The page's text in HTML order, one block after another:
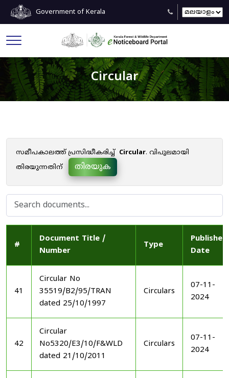
Government of Kerala
Circular
സമീപകാലത്ത് പ്രസിദ്ധീകരിച്ച് Circular. വിപുലമായി
തിരയുന്നതിന്
തിരയുക
#
Document Title /
Number
Type
Published
Date
41
Circular No
35519/B2/95/TRAN
dated 25/10/1997
Circulars
07-11-
2024
42
Circular
No5320/E3/10/F&WLD
dated 21/10/2011
Circulars
07-11-
2024